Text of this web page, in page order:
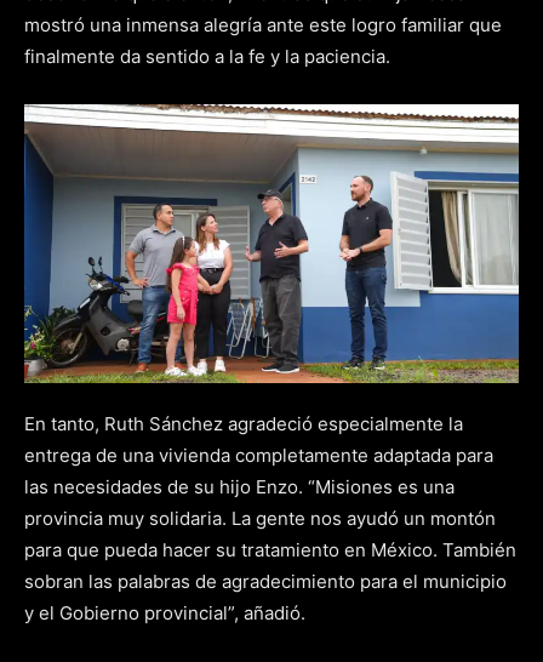
mostró una inmensa alegría ante este logro familiar que
finalmente da sentido a la fe y la paciencia.
En tanto, Ruth Sánchez agradeció especialmente la
entrega de una vivienda completamente adaptada para
las necesidades de su hijo Enzo. “Misiones es una
provincia muy solidaria. La gente nos ayudó un montón
para que pueda hacer su tratamiento en México. También
sobran las palabras de agradecimiento para el municipio
y el Gobierno provincial”, añadió.